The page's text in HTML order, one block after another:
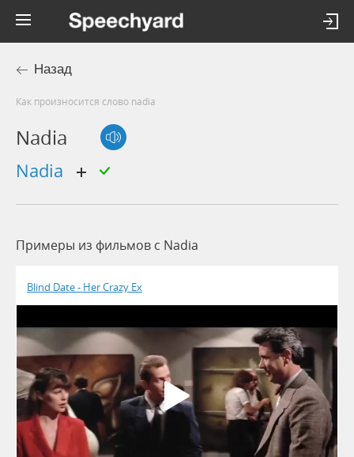
Назад
Как произносится слово nadia
Nadia
nadia
Примеры из фильмов c Nadia
Blind Date - Her Crazy Ex